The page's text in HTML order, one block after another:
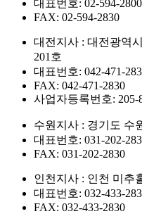
대표번호: 02-594-2800
FAX: 02-594-2830
대전지사 : 대전광역
201호
대표번호: 042-471-
FAX: 042-471-2830
사업자등록번호: 205-
수원지사 : 경기도 수
대표번호: 031-202-
FAX: 031-202-2830
인천지사 : 인천 미추
대표번호: 032-433-
FAX: 032-433-2830